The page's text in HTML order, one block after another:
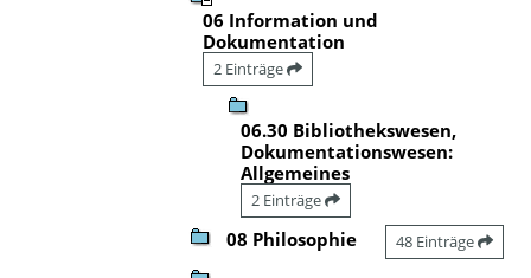
06 Information und
Dokumentation
2 Einträge
06.30 Bibliothekswesen,
Dokumentationswesen:
Allgemeines
2 Einträge
08 Philosophie 48 Einträge